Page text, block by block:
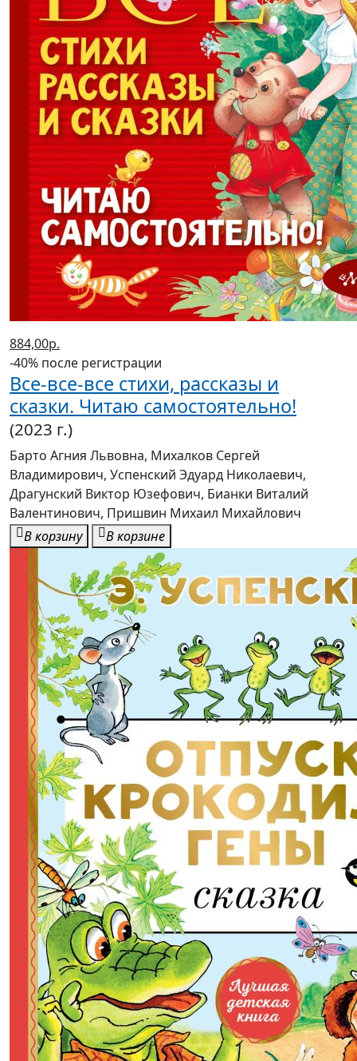
884,00р.
-40% после регистрации
Все-все-все стихи, рассказы и
сказки. Читаю самостоятельно!
(2023 г.)
Барто Агния Львовна, Михалков Сергей
Владимирович, Успенский Эдуард Николаевич,
Драгунский Виктор Юзефович, Бианки Виталий
Валентинович, Пришвин Михаил Михайлович
В корзину
В корзине